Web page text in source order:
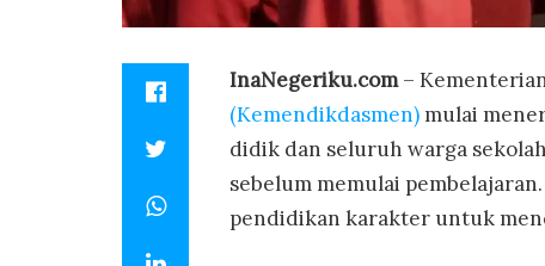
InaNegeriku.com–
(Kemendikdasmen) mulai
didik dan seluruh warga
sebelum memulai
pendidikan karakter untuk